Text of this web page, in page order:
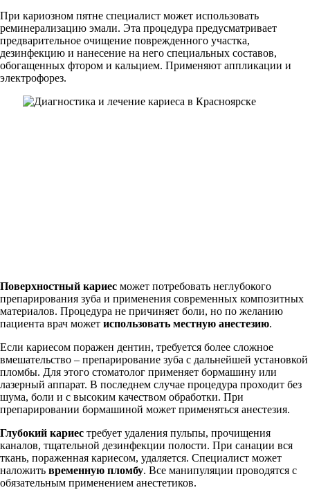
При кариозном пятне специалист может использовать
реминерализацию эмали. Эта процедура предусматривает
предварительное очищение поврежденного участка,
дезинфекцию и нанесение на него специальных составов,
обогащенных фтором и кальцием. Применяют аппликации и
электрофорез.
Поверхностный кариес может потребовать неглубокого
препарирования зуба и применения современных композитных
материалов. Процедура не причиняет боли, но по желанию
пациента врач может использовать местную анестезию.
Если кариесом поражен дентин, требуется более сложное
вмешательство – препарирование зуба с дальнейшей установкой
пломбы. Для этого стоматолог применяет бормашину или
лазерный аппарат. В последнем случае процедура проходит без
шума, боли и с высоким качеством обработки. При
препарировании бормашиной может применяться анестезия.
Глубокий кариес требует удаления пульпы, прочищения
каналов, тщательной дезинфекции полости. При санации вся
ткань, пораженная кариесом, удаляется. Специалист может
наложить временную пломбу. Все манипуляции проводятся с
обязательным применением анестетиков.